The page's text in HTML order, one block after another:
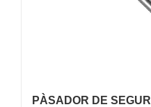
PÀSADOR DE